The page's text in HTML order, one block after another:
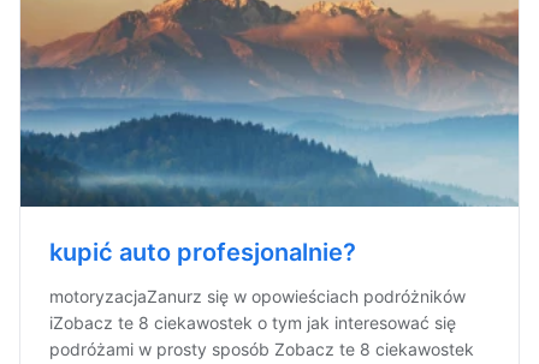
kupić auto profesjonalnie?
motoryzacjaZanurz się w opowieściach podróżników
iZobacz te 8 ciekawostek o tym jak interesować się
podróżami w prosty sposób Zobacz te 8 ciekawostek